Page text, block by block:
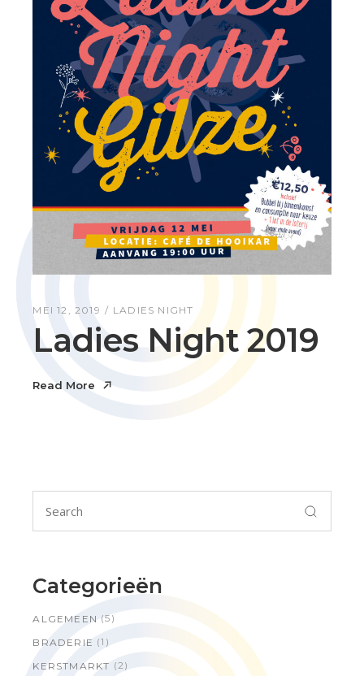
MEI 12, 2019 LADIES NIGHT
Ladies Night 2019
Read More
Search
for:
Categorieën
ALGEMEEN (5)
BRADERIE (1)
KERSTMARKT (2)